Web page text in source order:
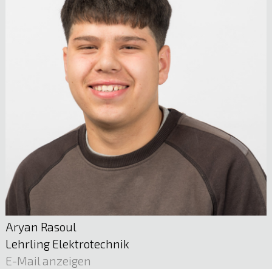
Mst. Günter Bugna
Planung und Dokumentation | Stv. Leitung
Stromverteilnetz
E-Mail anzeigen
Aryan Rasoul
Lehrling Elektrotechnik
E-Mail anzeigen